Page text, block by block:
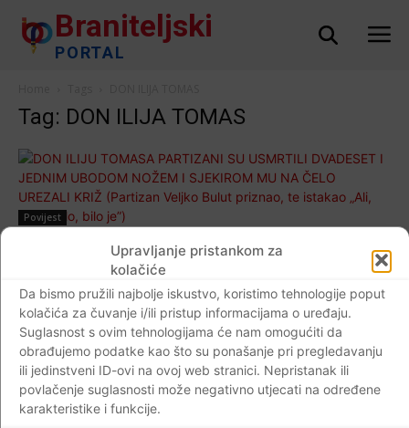
Upravljanje pristankom za
kolačiće
Da bismo pružili najbolje iskustvo, koristimo tehnologije poput
kolačića za čuvanje i/ili pristup informacijama o uređaju.
Suglasnost s ovim tehnologijama će nam omogućiti da
obrađujemo podatke kao što su ponašanje pri pregledavanju
ili jedinstveni ID-ovi na ovoj web stranici. Nepristanak ili
povlačenje suglasnosti može negativno utjecati na određene
karakteristike i funkcije.
Braniteljski
PORTAL
Tag: DON ILIJA TOMAS
Povijest
DON ILIJU TOMASA PARTIZANI SU
USMRTILI DVADESET I JEDNIM UBODOM
NOŽEM I SJEKIROM MU NA ČELO UREZALI
KRIŽ (Partizan Veljko Bulut priznao, te
istakao „Ali, što je bilo, bilo je”)
Braniteljski portal 29.10.2018